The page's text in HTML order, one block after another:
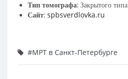
Тип томографа: Закрытого типа
Сайт: spbsverdlovka.ru
#МРТ в Санкт-Петербурге